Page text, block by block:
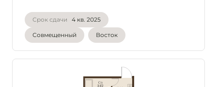
Срок сдачи 4 кв. 2025
Совмещенный Восток